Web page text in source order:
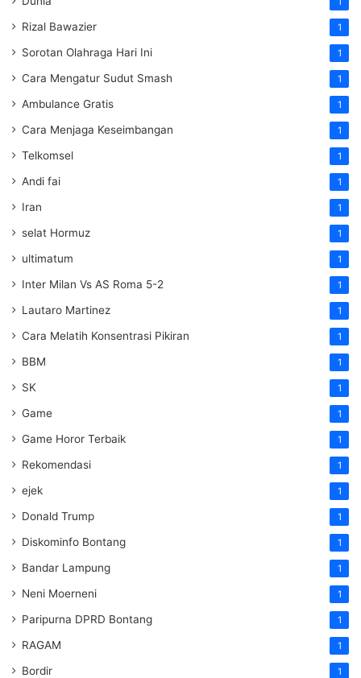
Rizal Bawazier 1
Sorotan Olahraga Hari Ini 1
Cara Mengatur Sudut Smash 1
Ambulance Gratis 1
Cara Menjaga Keseimbangan 1
Telkomsel 1
Andi fai 1
Iran 1
selat Hormuz 1
ultimatum 1
Inter Milan Vs AS Roma 5-2 1
Lautaro Martinez 1
Cara Melatih Konsentrasi Pikiran 1
BBM 1
SK 1
Game 1
Game Horor Terbaik 1
Rekomendasi 1
ejek 1
Donald Trump 1
Diskominfo Bontang 1
Bandar Lampung 1
Neni Moerneni 1
Paripurna DPRD Bontang 1
RAGAM 1
Bordir 1